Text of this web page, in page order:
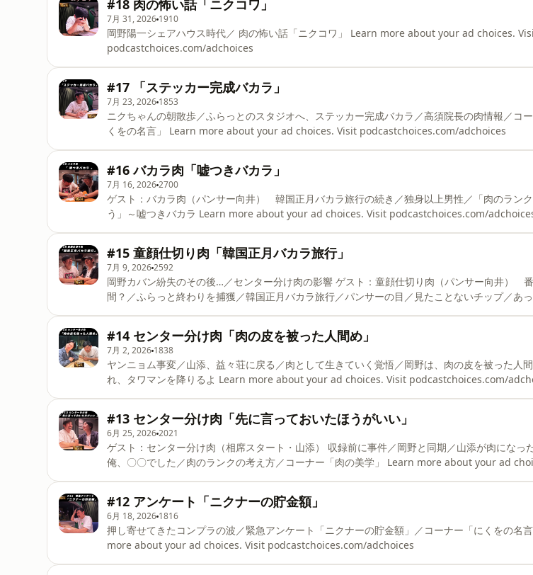
#18 肉の怖い話「ニクコワ」
7月 31, 2026 1910
岡野陽一シェアハウス時代／ 肉の怖い話「ニクコワ」 Learn more about your ad choices.
podcastchoices.com/adchoices
#17 「ステッカー完成バカラ」
7月 23, 2026 1853
ニクちゃんの朝散歩／ふらっとのスタジオへ、ステッカー完成バカラ／高須院長の肉情報／コ
くをの名言」 Learn more about your ad choices. Visit podcastchoices.com/adchoices
#16 バカラ肉「嘘つきバカラ」
7月 16, 20262700
ゲスト：バカラ肉（パンサー向井） 韓国正月バカラ旅行の続き／独身以上男性／「肉のラン
う」～嘘つきバカラ Learn more about your ad choices. Visit podcastchoices.com/
#15 童顔仕切り肉「韓国正月バカラ旅行」
7月 9, 20262592
岡野カバン紛失のその後…／センター分け肉の影響 ゲスト：童顔仕切り肉（パンサー向井） 番組初の人
間？／ふらっと終わりを捕獲／韓国正月バカラ旅行／パンサーの目／見たことないチップ／あっ
podcastchoices.com/adchoices
#14 センター分け肉「肉の皮を被った人間め」
7月 2, 2026 1838
ヤンニョム事変／山添、益々荘に戻る／肉として生きていく覚悟／岡野は、肉の皮を被った人
れ、タワマンを降りるよ Learn more about your ad choices. Visit podcastchoices.com/
#13 センター分け肉「先に言っておいたほうがいい」
6月 25, 20262021
ゲスト：センター分け肉（相席スタート・山添） 収録前に事件／岡野と同期／山添が肉になった日／実は
俺、〇〇でした／肉のランクの考え方／コーナー「肉の美学」 Learn more about your ad
#12 アンケート「ニクナーの貯金額」
6月 18, 2026 1816
押し寄せてきたコンプラの波／緊急アンケート「ニクナーの貯金額」／コーナー「にくをの名
more about your ad choices. Visit podcastchoices.com/adchoices